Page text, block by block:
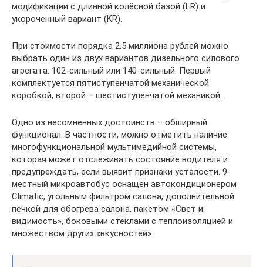
модификации с длинной колёсной базой (LR) и
укороченный вариант (KR).
При стоимости порядка 2.5 миллиона рублей можно
выбрать один из двух вариантов дизельного силового
агрегата: 102-сильный или 140-сильный. Первый
комплектуется пятиступенчатой механической
коробкой, второй – шестиступенчатой механикой.
Одно из несомненных достоинств – обширный
функционал. В частности, можно отметить наличие
многофункциональной мультимедийной системы,
которая может отслеживать состояние водителя и
предупреждать, если выявит признаки усталости. 9-
местный микроавтобус оснащён автокондиционером
Climatic, угольным фильтром салона, дополнительной
печкой для обогрева салона, пакетом «Свет и
видимость», боковыми стёклами с теплоизоляцией и
множеством других «вкусностей».